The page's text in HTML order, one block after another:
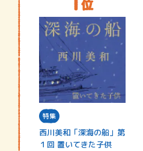
特集
西川美和「深海の船」第
１回 置いてきた子供